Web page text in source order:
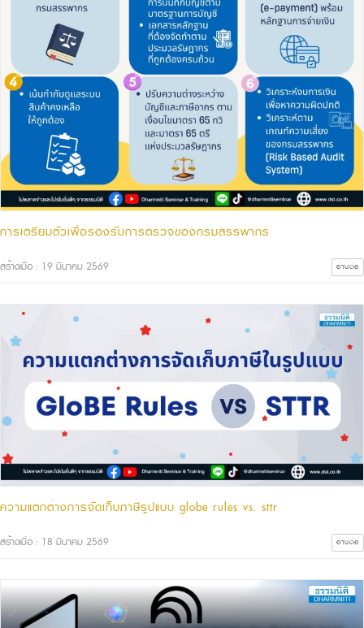
การเตรียมตัวเพื่อรองรับการตรวจของกรมสรรพากร
สร้างเมื่อ : 19 มีนาคม 2569 อ่านต่อ
ความแตกต่างการจัดเก็บภาษีรูปแบบ globe rules vs. sttr
สร้างเมื่อ : 18 มีนาคม 2569 อ่านต่อ